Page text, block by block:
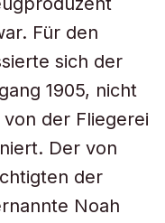
Für den
sich der
1905, nicht
der Fliegerei
Der von
der
Noah